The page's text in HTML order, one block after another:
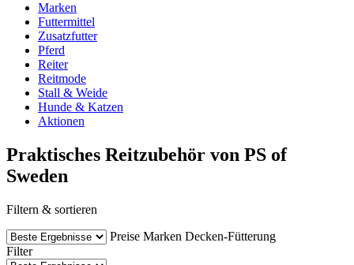
Marken
Futtermittel
Zusatzfutter
Pferd
Reiter
Reitmode
Stall & Weide
Hunde & Katzen
Aktionen
Praktisches Reitzubehör von PS of
Sweden
Filtern & sortieren
Preise Marken Decken-Fütterung
Filter